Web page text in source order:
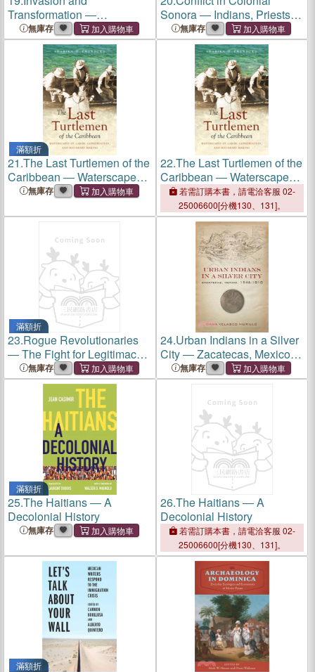
Transformation ―
Interdisciplinary
Perspectives on the
Conquest of Mexico
無庫存
Sonora ― Indians, Priests,
and Settlers
無庫存
滿額折
21.The Last Turtlemen of the
Caribbean ― Waterscapes
of Labor, Conservation, and
無庫存
22.The Last Turtlemen of the
Caribbean ― Waterscapes
of Labor, Conservation, and
Boundary Making
若需訂購本書，請電洽客服 02-
25006600[分機130、131]。
滿額折
23.Rogue Revolutionaries
― The Fight for Legitimacy
in the Greater Caribbean
無庫存
24.Urban Indians in a Silver
City ― Zacatecas, Mexico,
1546-1810
無庫存
滿額折
25.The Haitians ― A
Decolonial History
無庫存
26.The Haitians ― A
Decolonial History
若需訂購本書，請電洽客服 02-
25006600[分機130、131]。
滿額折